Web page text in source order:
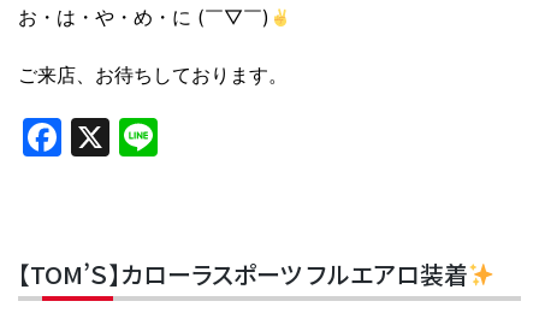
お・は・や・め・に (￣▽￣)
ご来店、お待ちしております。
Facebook
X
【TOM’Ｓ】カローラスポーツ フルエアロ装着